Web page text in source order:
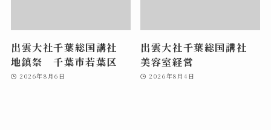
出雲大社千葉総国講社
地鎮祭 千葉市若葉区
2026年8月6日
出雲大社千葉総国講社
美容室経営
2026年8月4日